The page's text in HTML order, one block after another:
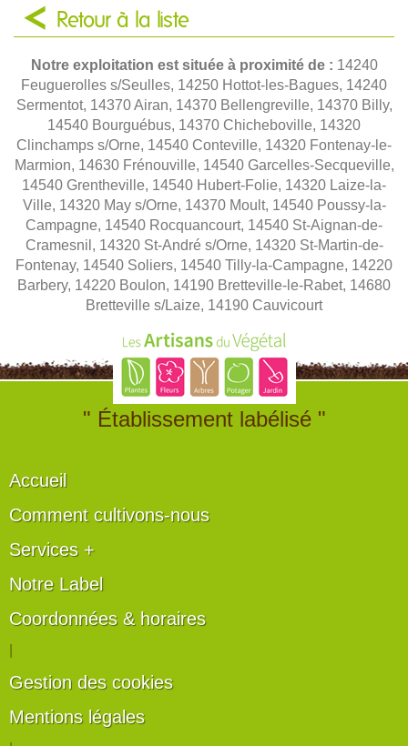
Retour à la liste
Notre exploitation est située à proximité de : 14240
Feuguerolles s/Seulles, 14250 Hottot-les-Bagues, 14240
Sermentot, 14370 Airan, 14370 Bellengreville, 14370 Billy,
14540 Bourguébus, 14370 Chicheboville, 14320
Clinchamps s/Orne, 14540 Conteville, 14320 Fontenay-le-
Marmion, 14630 Frénouville, 14540 Garcelles-Secqueville,
14540 Grentheville, 14540 Hubert-Folie, 14320 Laize-la-
Ville, 14320 May s/Orne, 14370 Moult, 14540 Poussy-la-
Campagne, 14540 Rocquancourt, 14540 St-Aignan-de-
Cramesnil, 14320 St-André s/Orne, 14320 St-Martin-de-
Fontenay, 14540 Soliers, 14540 Tilly-la-Campagne, 14220
Barbery, 14220 Boulon, 14190 Bretteville-le-Rabet, 14680
Bretteville s/Laize, 14190 Cauvicourt
" Établissement labélisé "
Accueil
Comment cultivons-nous
Services +
Notre Label
Coordonnées & horaires
Gestion des cookies
Mentions légales